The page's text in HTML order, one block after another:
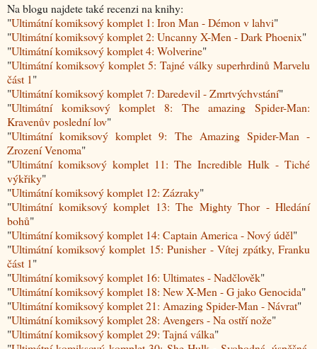
Na blogu najdete také recenzi na knihy:
"Ultimátní komiksový komplet 1: Iron Man - Démon v lahvi"
"Ultimátní komiksový komplet 2: Uncanny X-Men - Dark Phoenix"
"Ultimátní komiksový komplet 4: Wolverine"
"Ultimátní komiksový komplet 5: Tajné války superhrdinů Marvelu
část 1"
"Ultimátní komiksový komplet 7: Daredevil - Zmrtvýchvstání"
"Ultimátní komiksový komplet 8: The amazing Spider-Man:
Kravenův poslední lov"
"Ultimátní komiksový komplet 9: The Amazing Spider-Man -
Zrození Venoma"
"Ultimátní komiksový komplet 11: The Incredible Hulk - Tiché
výkřiky"
"Ultimátní komiksový komplet 12: Zázraky"
"Ultimátní komiksový komplet 13: The Mighty Thor - Hledání
bohů"
"Ultimátní komiksový komplet 14: Captain America - Nový úděl"
"Ultimátní komiksový komplet 15: Punisher - Vítej zpátky, Franku
část 1"
"Ultimátní komiksový komplet 16: Ultimates - Nadčlověk"
"Ultimátní komiksový komplet 18: New X-Men - G jako Genocida"
"Ultimátní komiksový komplet 21: Amazing Spider-Man - Návrat"
"Ultimátní komiksový komplet 28: Avengers - Na ostří nože"
"Ultimátní komiksový komplet 29: Tajná válka"